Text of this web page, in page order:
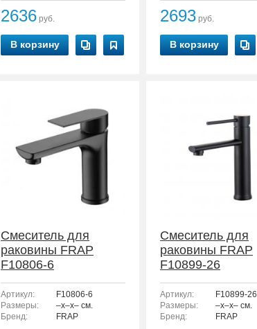
2636 руб.
В корзину
2693 руб.
В корзину
Смеситель для
раковины FRAP
F10806-6
Артикул:
F10806-6
Размеры:
–x–x– см.
Бренд:
FRAP
Смеситель для
раковины FRAP
F10899-26
Артикул:
F10899-26
Размеры:
–x–x– см.
Бренд:
FRAP